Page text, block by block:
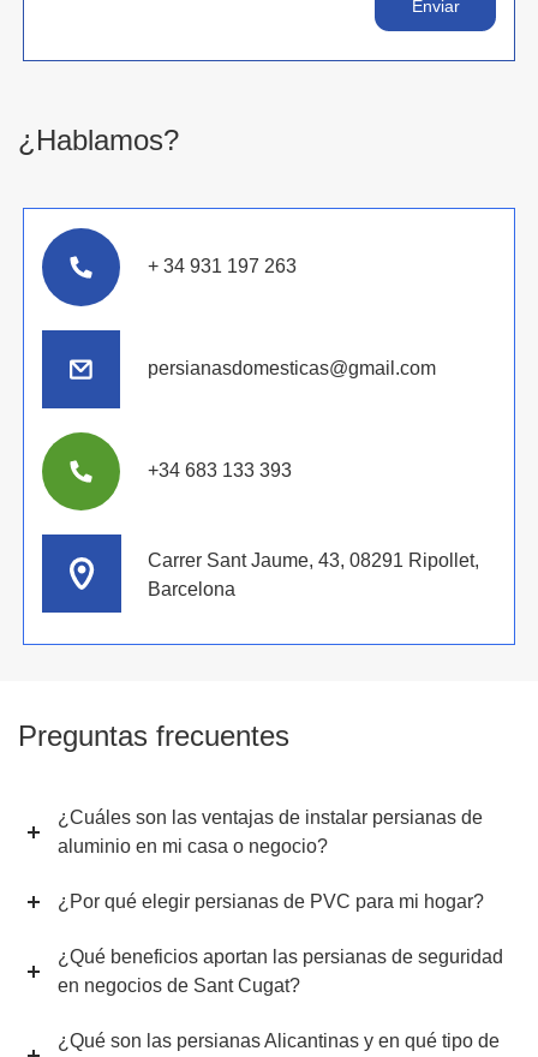
¿Hablamos?
+ 34 931 197 263
+34 683 133 393
persianasdomesticas@gmail.com
Carrer Sant Jaume, 43, 08291 Ripollet,
Barcelona
Preguntas frecuentes
¿Cuáles son las ventajas de instalar persianas de
aluminio en mi casa o negocio?
¿Por qué elegir persianas de PVC para mi hogar?
¿Qué beneficios aportan las persianas de seguridad
en negocios de Sant Cugat?
¿Qué son las persianas Alicantinas y en qué tipo de